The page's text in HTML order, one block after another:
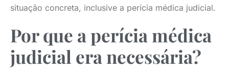
situação concreta, inclusive a perícia médica judicial.
Por que a perícia médica
judicial era necessária?